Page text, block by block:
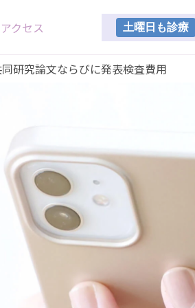
アクセス 土曜日も診療
研究論文ならびに発表検査費用